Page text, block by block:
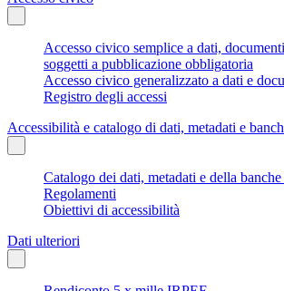
Accesso civico semplice a dati,
soggetti a pubblicazione obbligatoria
Accesso civico generalizzato a dati e
Registro degli accessi
Accessibilità e catalogo di dati, metadati e
Catalogo dei dati, metadati e della banche
Regolamenti
Obiettivi di accessibilità
Dati ulteriori